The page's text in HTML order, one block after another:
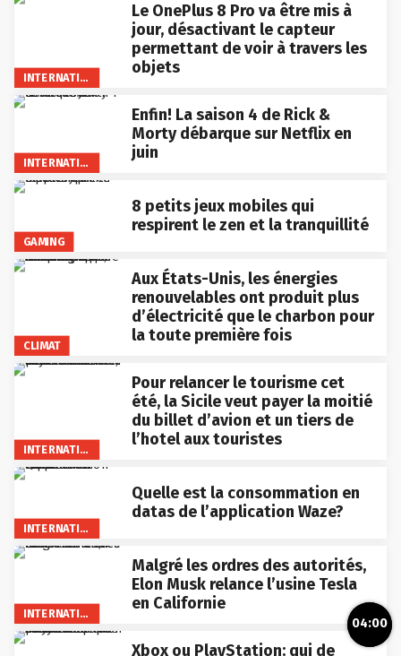
INTERNATIONAL
Le OnePlus 8 Pro va être mis à
jour, désactivant le capteur
permettant de voir à travers les
objets
INTERNATIONAL
Enfin! La saison 4 de Rick &
Morty débarque sur Netflix en
juin
GAMING
8 petits jeux mobiles qui
respirent le zen et la tranquillité
CLIMAT
Aux États-Unis, les énergies
renouvelables ont produit plus
d’électricité que le charbon pour
la toute première fois
INTERNATIONAL
Pour relancer le tourisme cet
été, la Sicile veut payer la moitié
du billet d’avion et un tiers de
l’hotel aux touristes
INTERNATIONAL
Quelle est la consommation en
datas de l’application Waze?
INTERNATIONAL
Malgré les ordres des autorités,
Elon Musk relance l’usine Tesla
en Californie
Xbox ou PlayStation: qui de
04:00